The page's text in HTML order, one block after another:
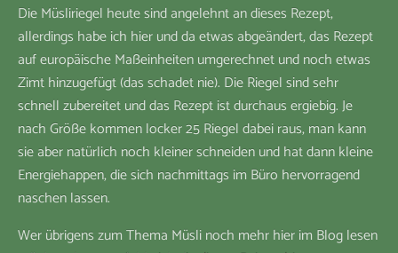
Die Müsliriegel heute sind angelehnt an dieses Rezept,
allerdings habe ich hier und da etwas abgeändert, das Rezept
auf europäische Maßeinheiten umgerechnet und noch etwas
Zimt hinzugefügt (das schadet nie). Die Riegel sind sehr
schnell zubereitet und das Rezept ist durchaus ergiebig. Je
nach Größe kommen locker 25 Riegel dabei raus, man kann
sie aber natürlich noch kleiner schneiden und hat dann kleine
Energiehappen, die sich nachmittags im Büro hervorragend
naschen lassen.
Wer übrigens zum Thema Müsli noch mehr hier im Blog lesen